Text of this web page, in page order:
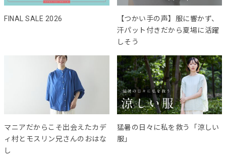
FINAL SALE 2026
【つかい手の声】服に響かず、
汗パット付きだから夏場に活躍
しそう
マニアだからこそ出会えたカデ
ィ村とモスリン兄さんのおはな
し
猛暑の日々に私を救う「涼しい
服」